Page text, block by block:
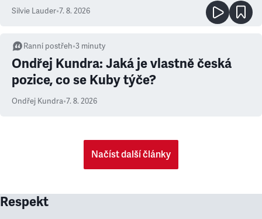
Silvie Lauder•7. 8. 2026
Ranní postřeh•3 minuty
Ondřej Kundra: Jaká je vlastně česká
pozice, co se Kuby týče?
Ondřej Kundra•7. 8. 2026
Načíst další články
Respekt